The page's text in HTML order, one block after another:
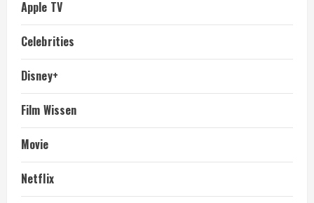
Apple TV
Celebrities
Disney+
Film Wissen
Movie
Netflix